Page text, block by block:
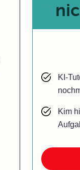
KI-
Kim